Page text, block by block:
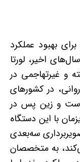
بهبود عملکرد
اخیر، لورتا
و غیرتهاجمی در
در کشورهای
است و زین پس در
با این دستگاه
سه‌بعدی
به متخصصان